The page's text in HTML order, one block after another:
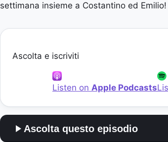
settimana insieme a Costantino ed
Ascolta e iscriviti
Listen on Apple Podcasts
Ascolta questo episodio